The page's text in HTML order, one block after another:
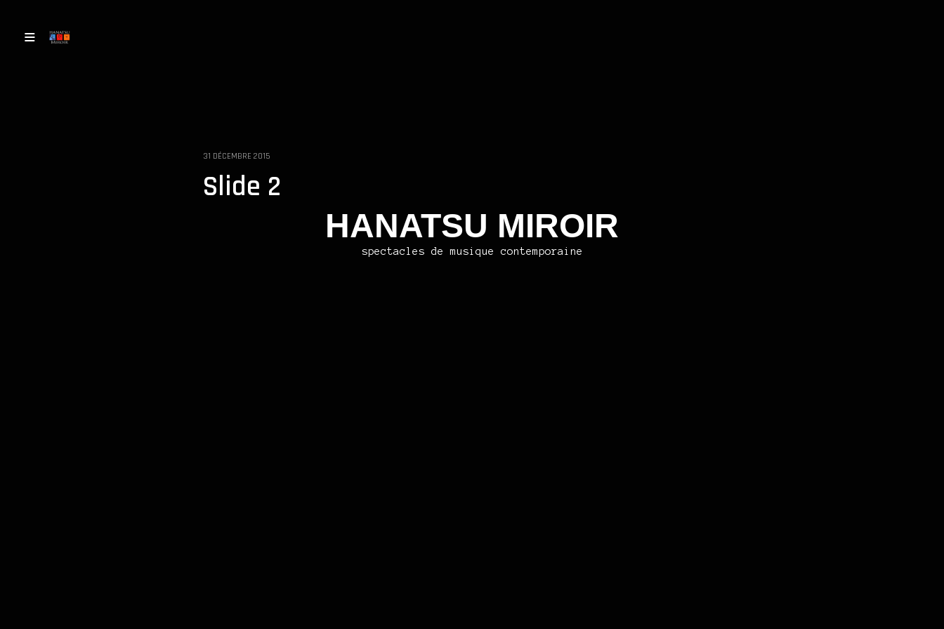
31 DÉCEMBRE 2015
Slide 2
HANATSU MIROIR
spectacles de musique contemporaine